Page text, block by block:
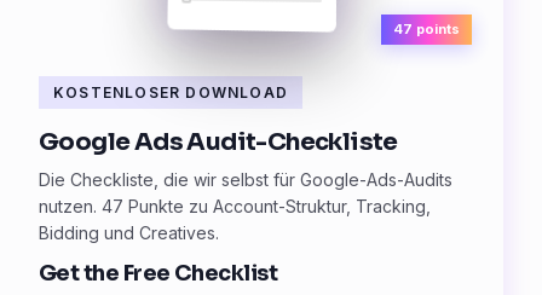
47 points
KOSTENLOSER DOWNLOAD
Google Ads Audit-Checkliste
Die Checkliste, die wir selbst für Google-Ads-Audits
nutzen. 47 Punkte zu Account-Struktur, Tracking,
Bidding und Creatives.
Get the Free Checklist